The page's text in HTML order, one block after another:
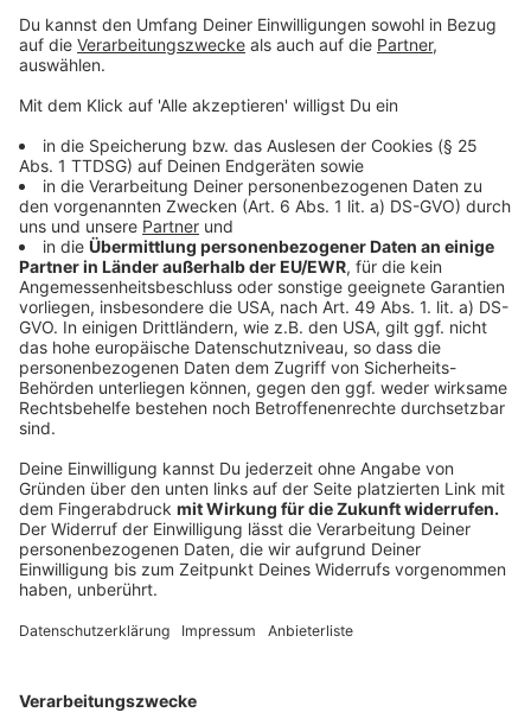
©
Rund zehn Millionen Personen schauen jedes Jahr zu,
wenn Butler James diese Frage stellt.
Anzeige
In Schweden jahrelang verboten
Anzeige
Die schwedische Regierung hatte aufgrund der
verboten, "Dinner For One" in ihrem Land zu senden.
Erst 1969 wurde er dann freigegeben.
Anzeige
In Norwegen läuft "Dinner For One" nicht an
Anzeige